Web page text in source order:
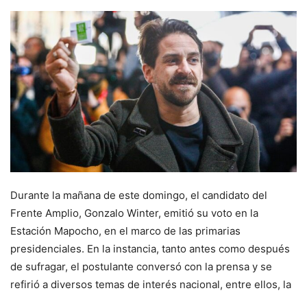
Durante la mañana de este domingo, el candidato del
Frente Amplio, Gonzalo Winter, emitió su voto en la
Estación Mapocho, en el marco de las primarias
presidenciales. En la instancia, tanto antes como después
de sufragar, el postulante conversó con la prensa y se
refirió a diversos temas de interés nacional, entre ellos, la